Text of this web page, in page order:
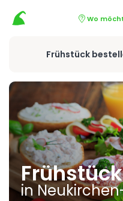
Wo
Frühstück
in